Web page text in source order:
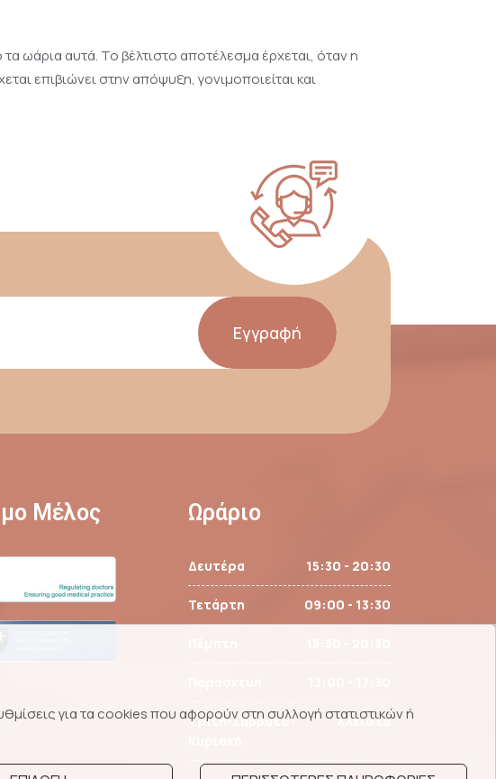
ωάρια αυτά. Το βέλτιστο αποτέλεσμα έρχεται, όταν η
επιβιώνει στην απόψυξη, γονιμοποιείται και
Εγγραφή
Μέλος Ωράριο
Δευτέρα 15:30 - 20:30
Τετάρτη 09:00 - 13:30
Τρίτη-Σάββατο-
Κλειστά
για τα cookies που αφορούν στη συλλογή στατιστικών ή